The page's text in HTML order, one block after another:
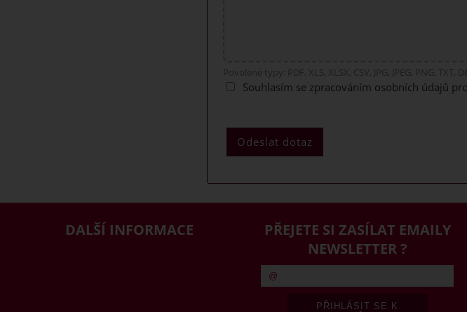
Povolené typy: PDF, XLS, XLSX, CSV, JPG, JPEG, PNG,
Souhlasím se zpracováním osobních údajů
DALŠÍ INFORMACE
PŘEJETE SI ZASÍLAT EMAILY
NEWSLETTER ?